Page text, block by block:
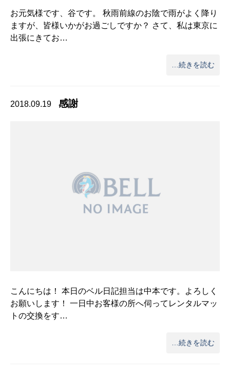
お元気様です、谷です。 秋雨前線のお陰で雨がよく降り
ますが、皆様いかがお過ごしですか？ さて、私は東京に
出張にきてお…
…続きを読む
2018.09.19 感謝
こんにちは！ 本日のベル日記担当は中本です。よろしく
お願いします！ 一日中お客様の所へ伺ってレンタルマッ
トの交換をす…
…続きを読む